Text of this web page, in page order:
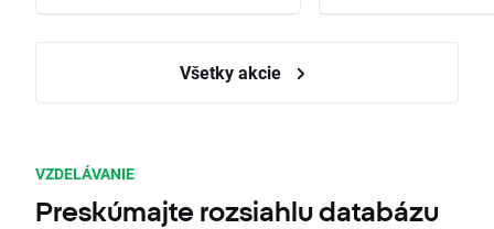
Všetky akcie
VZDELÁVANIE
Preskúmajte rozsiahlu databázu